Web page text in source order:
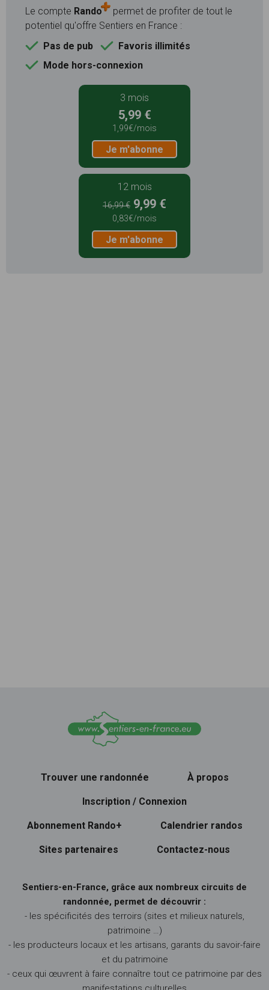
Le compte Rando
permet de profiter de tout le
potentiel qu'offre Sentiers en France :
Pas de pub
Favoris illimités
Mode hors-connexion
3 mois
5,99 €
1,99€/mois
Je m'abonne
12 mois
16,99 € 9,99 €
0,83€/mois
Je m'abonne
Trouver une randonnée À propos
Inscription / Connexion
Abonnement Rando+ Calendrier randos
Sites partenaires Contactez-nous
Sentiers-en-France, grâce aux nombreux circuits de
randonnée, permet de découvrir :
- les spécificités des terroirs (sites et milieux naturels,
patrimoine …)
- les producteurs locaux et les artisans, garants du savoir-faire
et du patrimoine
- ceux qui œuvrent à faire connaître tout ce patrimoine par des